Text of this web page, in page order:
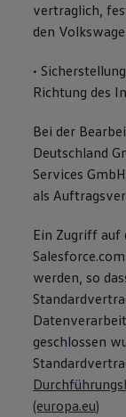
vertraglich,
den
•
Richtung des
Bei der
Deutschland
Services
als
Ein Zugriff auf
werden, so
geschlossen
(europa.eu)